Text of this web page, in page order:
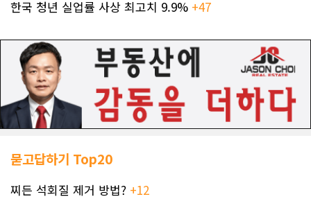
한국 청년 실업률 사상 최고치 9.9% +47
묻고답하기 Top20
찌든 석회질 제거 방법? +12